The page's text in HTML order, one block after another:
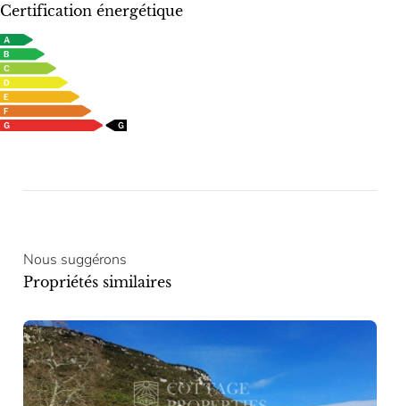
Certification énergétique
Nous suggérons
Propriétés similaires